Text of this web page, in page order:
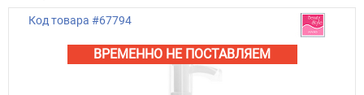
Код товара #67794
ВРЕМЕННО НЕ ПОСТАВЛЯЕМ